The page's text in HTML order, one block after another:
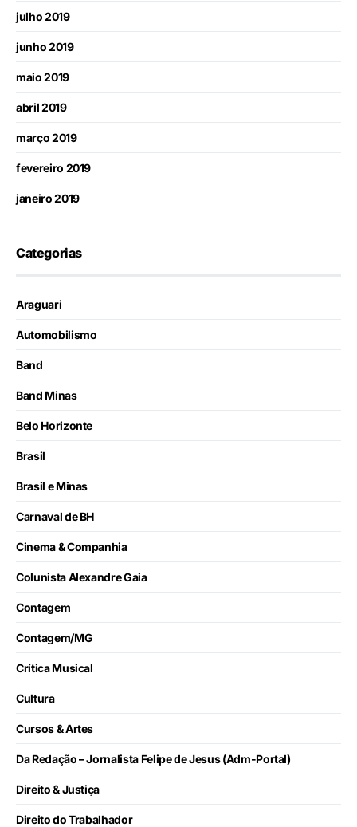
julho 2019
junho 2019
maio 2019
abril 2019
março 2019
fevereiro 2019
janeiro 2019
Categorias
Araguari
Automobilismo
Band
Band Minas
Belo Horizonte
Brasil
Brasil e Minas
Carnaval de BH
Cinema & Companhia
Colunista Alexandre Gaia
Contagem
Contagem/MG
Crítica Musical
Cultura
Cursos & Artes
Da Redação – Jornalista Felipe de Jesus (Adm-Portal)
Direito & Justiça
Direito do Trabalhador